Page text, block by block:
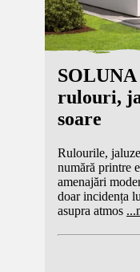
rulouri,
soare
Rulourile,
numără printre
amenajări
doar incidența
asupra atmos ...